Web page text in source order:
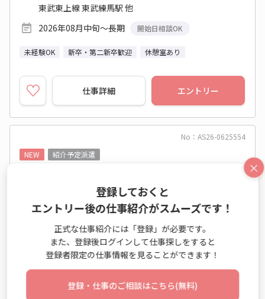
東武東上線 東武練馬駅 他
2026年08月中旬～長期
開始日相談OK
未経験OK 新卒・第二新卒歓迎 休憩室あり
仕事詳細 エントリー
No：AS26-0625554
NEW
紹介予定派遣
付＆かんたん事務♪
データエントリー業務 / 一般事務・OA事務 / 受付業務
時給 1,700円
8:00～17:00 週5日 (土日祝休み)
東武東上線 東武練馬駅 他
×
登録しておくと
エントリー後の仕事紹介がスムーズです！
正式な仕事紹介には「登録」が必要です。
また、登録後ログインして仕事探しをすると
登録者限定の仕事情報を見ることができます！
登録・仕事のご相談はこちら(無料)